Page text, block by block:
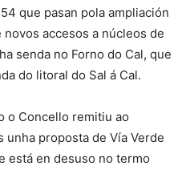
que pasan pola ampliación
accesos a núcleos de
senda no Forno do Cal, que
do litoral do Sal á Cal.
o Concello remitiu ao
proposta de Vía Verde
está en desuso no termo